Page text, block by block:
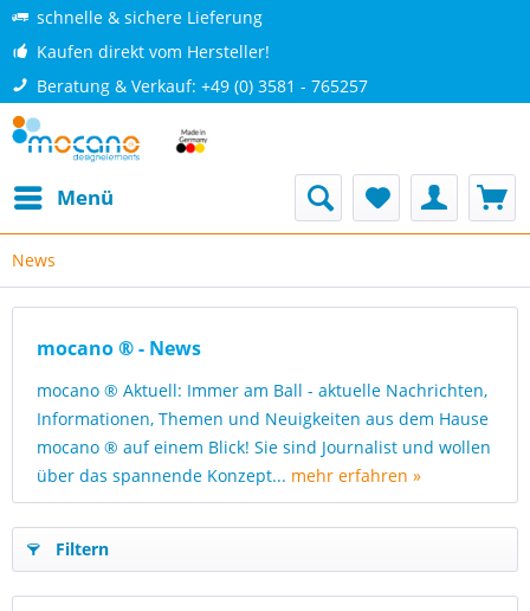
schnelle & sichere Lieferung
Kaufen direkt vom Hersteller!
Beratung & Verkauf: +49 (0) 3581 - 765257
Menü
News
mocano ® - News
mocano ® Aktuell: Immer am Ball - aktuelle Nachrichten,
Informationen, Themen und Neuigkeiten aus dem Hause
mocano ® auf einem Blick! Sie sind Journalist und wollen
über das spannende Konzept... mehr erfahren »
Filtern